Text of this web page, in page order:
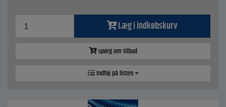
Læg i indkøbskurv
spørg om tilbud
Indføj på listen